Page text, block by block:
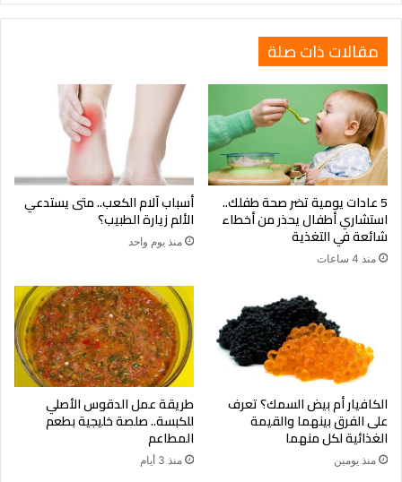
اهتمام واسع واختبارات سريرية قيد التنفيذ
الشركة بالفعل المرحلة الأولى من التجارب السريرية لاختبار فاعلية
وسلامة المركب الجديد على البشر، مع احتمال توفير العلاج قريبًا في
شكل أقراص قابلة للبلع، ما يجعله أكثر راحة وسهولة مقارنة
بالعلاجات الموضعية الحالية.
أمل جديد لملايين المرضى حول العالم
يُعد هذا الإنجاز العلمي خطوة فارقة في علاج داء الثعلبة، الذي يؤثر
على حوالي 2% من سكان العالم، معظمهم من النساء. فإذا أثبتت
التجارب السريرية نجاحها، فقد يصبح هذا العلاج الجديد بديلاً فعالًا
مقالات ذات صلة
5 عادات يومية تضر صحة طفلك..
استشاري أطفال يحذر من أخطاء
شائعة في التغذية
منذ 4 ساعات
أسباب آلام الكعب.. متى يستدعي
الألم زيارة الطبيب؟
منذ يوم واحد
الكافيار أم بيض السمك؟ تعرف
على الفرق بينهما والقيمة
الغذائية لكل منهما
منذ يومين
طريقة عمل الدقوس الأصلي
للكبسة.. صلصة خليجية بطعم
المطاعم
منذ 3 أيام